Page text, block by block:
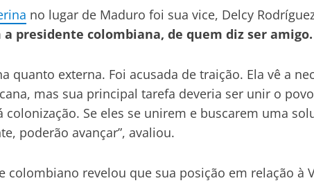
no lugar de Maduro foi sua vice, Delcy
presidente colombiana, de quem diz ser amigo.
quanto externa. Foi acusada de traição. Ela vê a
mas sua principal tarefa deveria ser unir o
Se eles se unirem e buscarem uma
poderão avançar”, avaliou.
colombiano revelou que sua posição em relação à